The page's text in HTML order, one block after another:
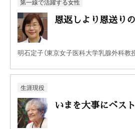
第一線で活躍する女性
恩返しより恩送り
明石定子（東京女子医科大学乳腺外科教
生涯現役
いまを大事にベス